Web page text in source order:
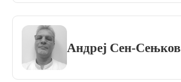
Андреј Сен-Сењков